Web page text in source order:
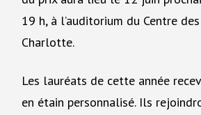
19 h, à l’auditorium du Centre
Charlotte.
Les lauréats de cette année
en étain personnalisé. Ils